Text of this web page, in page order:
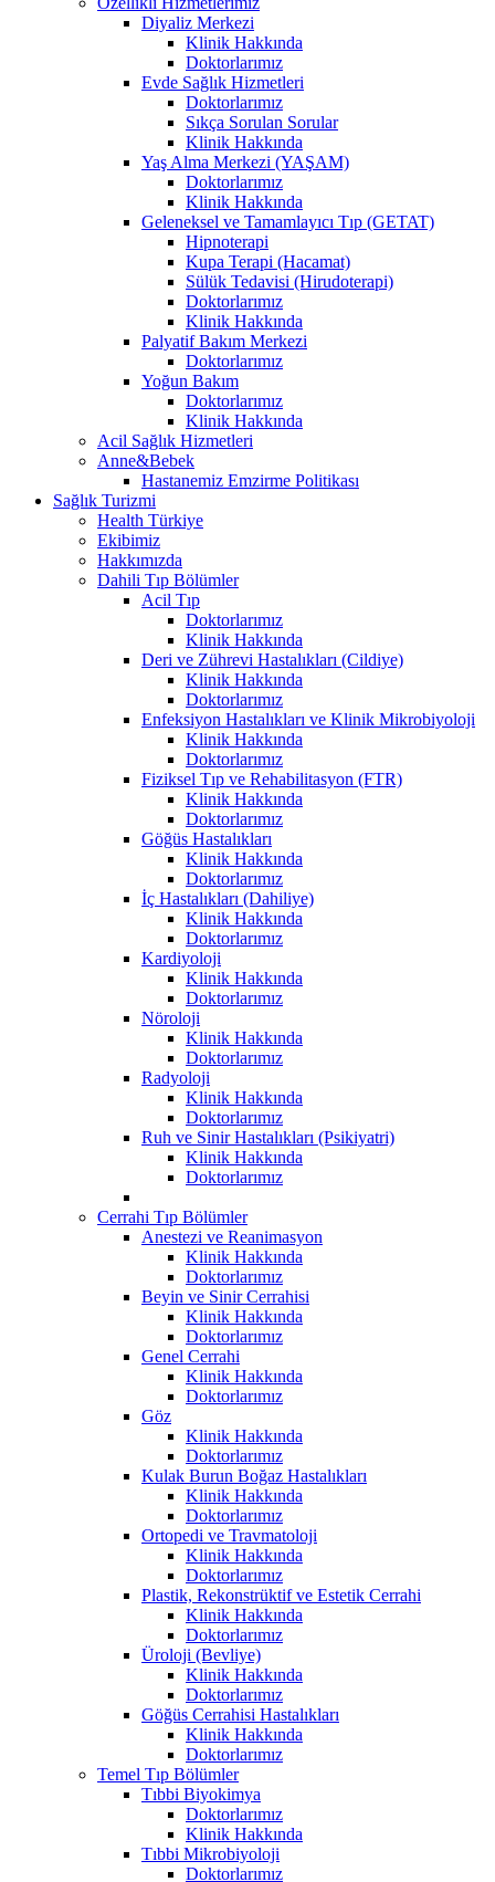
Diyaliz Merkezi
Klinik Hakkında
Doktorlarımız
Evde Sağlık Hizmetleri
Doktorlarımız
Sıkça Sorulan Sorular
Klinik Hakkında
Yaş Alma Merkezi (YAŞAM)
Doktorlarımız
Klinik Hakkında
Geleneksel ve Tamamlayıcı Tıp (GETAT)
Hipnoterapi
Kupa Terapi (Hacamat)
Sülük Tedavisi (Hirudoterapi)
Doktorlarımız
Klinik Hakkında
Palyatif Bakım Merkezi
Doktorlarımız
Yoğun Bakım
Doktorlarımız
Klinik Hakkında
Acil Sağlık Hizmetleri
Anne&Bebek
Hastanemiz Emzirme Politikası
Sağlık Turizmi
Health Türkiye
Ekibimiz
Hakkımızda
Dahili Tıp Bölümler
Acil Tıp
Doktorlarımız
Klinik Hakkında
Deri ve Zührevi Hastalıkları (Cildiye)
Klinik Hakkında
Doktorlarımız
Enfeksiyon Hastalıkları ve Klinik Mikrobiyoloji
Klinik Hakkında
Doktorlarımız
Fiziksel Tıp ve Rehabilitasyon (FTR)
Klinik Hakkında
Doktorlarımız
Göğüs Hastalıkları
Klinik Hakkında
Doktorlarımız
İç Hastalıkları (Dahiliye)
Klinik Hakkında
Doktorlarımız
Kardiyoloji
Klinik Hakkında
Doktorlarımız
Nöroloji
Klinik Hakkında
Doktorlarımız
Radyoloji
Klinik Hakkında
Doktorlarımız
Ruh ve Sinir Hastalıkları (Psikiyatri)
Klinik Hakkında
Doktorlarımız
Cerrahi Tıp Bölümler
Anestezi ve Reanimasyon
Klinik Hakkında
Doktorlarımız
Beyin ve Sinir Cerrahisi
Klinik Hakkında
Doktorlarımız
Genel Cerrahi
Klinik Hakkında
Doktorlarımız
Göz
Klinik Hakkında
Doktorlarımız
Kulak Burun Boğaz Hastalıkları
Klinik Hakkında
Doktorlarımız
Ortopedi ve Travmatoloji
Klinik Hakkında
Doktorlarımız
Plastik, Rekonstrüktif ve Estetik Cerrahi
Klinik Hakkında
Doktorlarımız
Üroloji (Bevliye)
Klinik Hakkında
Doktorlarımız
Göğüs Cerrahisi Hastalıkları
Klinik Hakkında
Doktorlarımız
Temel Tıp Bölümler
Tıbbi Biyokimya
Doktorlarımız
Klinik Hakkında
Tıbbi Mikrobiyoloji
Doktorlarımız